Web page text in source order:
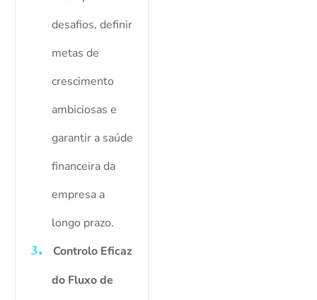
desafios, definir
metas de
crescimento
ambiciosas e
garantir a saúde
financeira da
empresa a
longo prazo.
Controlo Eficaz
do Fluxo de